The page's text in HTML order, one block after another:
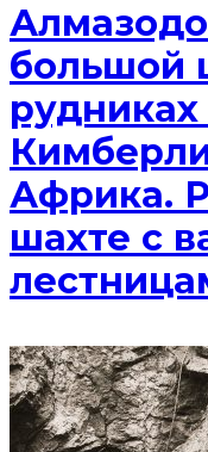
большой
Африка.
шахте с